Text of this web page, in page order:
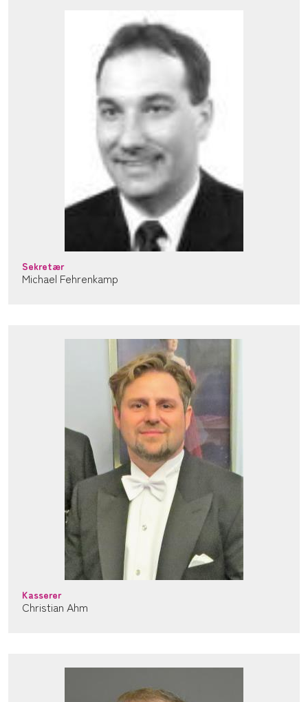
Sekretær
Michael Fehrenkamp
Kasserer
Christian Ahm